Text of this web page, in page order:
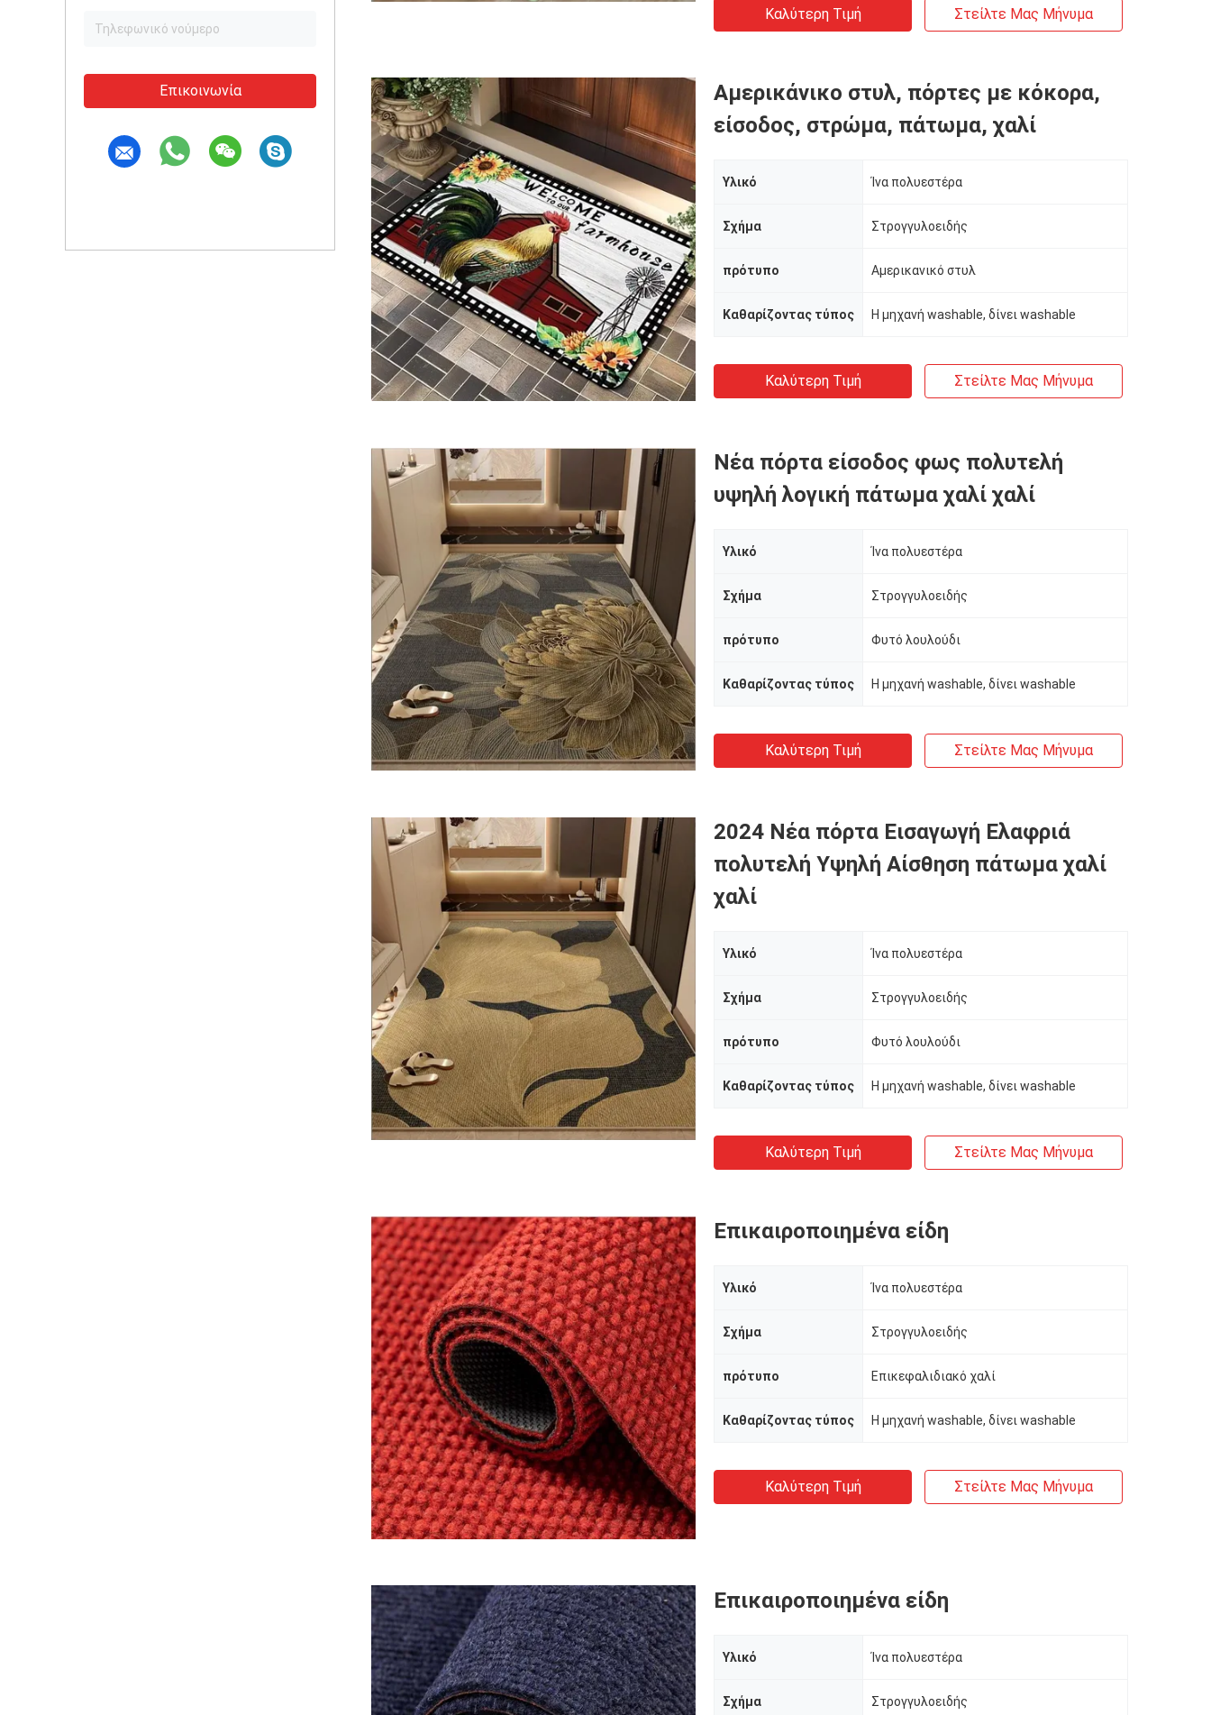
Επικοινωνία
Καλύτερη Τιμή Στείλτε Μας Μήνυμα
Αμερικάνικο στυλ, πόρτες με κόκορα,
είσοδος, στρώμα, πάτωμα, χαλί
Υλικό Ίνα πολυεστέρα
Σχήμα Στρογγυλοειδής
πρότυπο Αμερικανικό στυλ
Καθαρίζοντας τύπος Η μηχανή washable, δίνει washable
Καλύτερη Τιμή Στείλτε Μας Μήνυμα
Νέα πόρτα είσοδος φως πολυτελή
υψηλή λογική πάτωμα χαλί χαλί
Υλικό Ίνα πολυεστέρα
Σχήμα Στρογγυλοειδής
πρότυπο Φυτό λουλούδι
Καθαρίζοντας τύπος Η μηχανή washable, δίνει washable
Καλύτερη Τιμή Στείλτε Μας Μήνυμα
2024 Νέα πόρτα Εισαγωγή Ελαφριά
πολυτελή Υψηλή Αίσθηση πάτωμα χαλί
χαλί
Υλικό Ίνα πολυεστέρα
Σχήμα Στρογγυλοειδής
πρότυπο Φυτό λουλούδι
Καθαρίζοντας τύπος Η μηχανή washable, δίνει washable
Καλύτερη Τιμή Στείλτε Μας Μήνυμα
Επικαιροποιημένα είδη
Υλικό Ίνα πολυεστέρα
Σχήμα Στρογγυλοειδής
πρότυπο Επικεφαλιδιακό χαλί
Καθαρίζοντας τύπος Η μηχανή washable, δίνει washable
Καλύτερη Τιμή Στείλτε Μας Μήνυμα
Επικαιροποιημένα είδη
Υλικό Ίνα πολυεστέρα
Σχήμα Στρογγυλοειδής